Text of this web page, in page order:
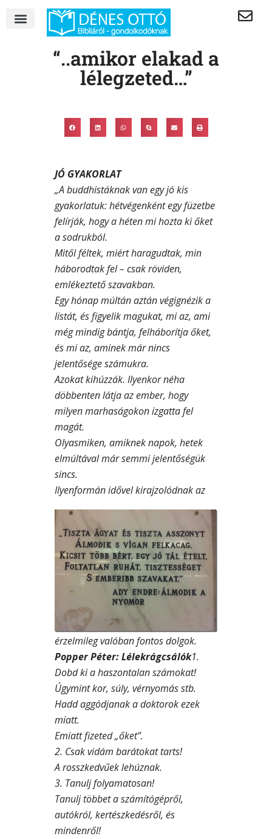
“..amikor elakad a
lélegzeted…”
JÓ GYAKORLAT
„A buddhistáknak van egy jó kis
gyakorlatuk: hétvégenként egy füzetbe
felírják, hogy a héten mi hozta ki őket
a sodrukból.
Mitől féltek, miért haragudtak, min
háborodtak fel – csak röviden,
emlékeztető szavakban.
Egy hónap múltán aztán végignézik a
listát, és figyelik magukat, mi az, ami
még mindig bántja, felháborítja őket,
és mi az, aminek már nincs
jelentősége számukra.
Azokat kihúzzák. Ilyenkor néha
döbbenten látja az ember, hogy
milyen marhaságokon izgatta fel
magát.
Olyasmiken, amiknek napok, hetek
elmúltával már semmi jelentőségük
sincs.
Ilyenformán idővel kirajzolódnak az
érzelmileg valóban fontos dolgok.
Popper Péter: Lélekrágcsálók1.
Dobd ki a haszontalan számokat!
Úgymint kor, súly, vérnyomás stb.
Hadd aggódjanak a doktorok ezek
miatt.
Emiatt fizeted „őket”.
2. Csak vidám barátokat tarts!
A rosszkedvűek lehúznak.
3. Tanulj folyamatosan!
Tanulj többet a számítógépről,
autókról, kertészkedésről, és
mindenről!